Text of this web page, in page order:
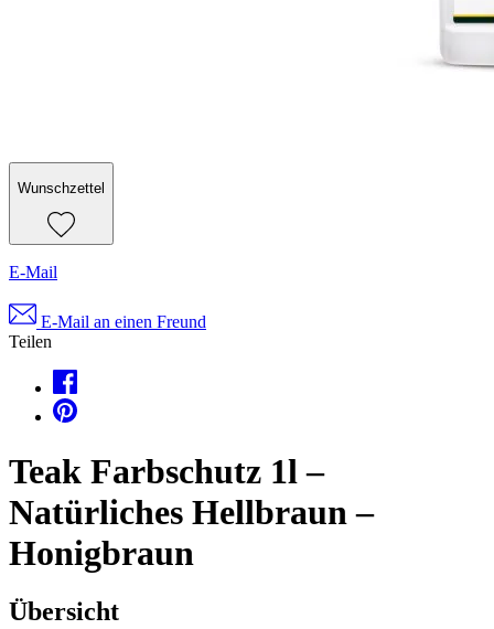
Wunschzettel
E-Mail
E-Mail an einen Freund
Teilen
Teak Farbschutz 1l –
Natürliches Hellbraun –
Honigbraun
Übersicht